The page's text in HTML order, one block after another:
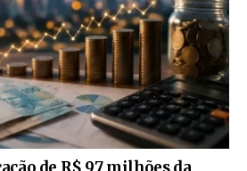
de R$ 97 milhões da